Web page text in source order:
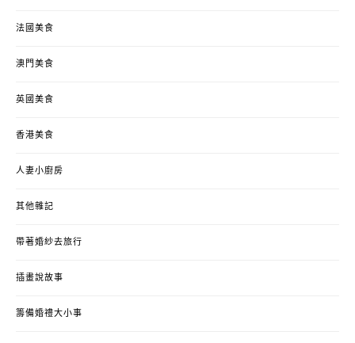
法國美食
澳門美食
英國美食
香港美食
人妻小廚房
其他雜記
帶著婚紗去旅行
插畫說故事
籌備婚禮大小事